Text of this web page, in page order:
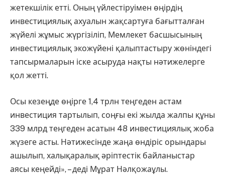
жетекшілік етті. Оның үйлестіруімен өңірдің
инвестициялық ахуалын жақсартуға бағытталған
жүйелі жұмыс жүргізіліп, Мемлекет басшысының
инвестициялық экожүйені қалыптастыру жөніндегі
тапсырмаларын іске асыруда нақты нәтижелерге
қол жетті.
Осы кезеңде өңірге 1,4 трлн теңгеден астам
инвестиция тартылып, соңғы екі жылда жалпы құны
339 млрд теңгеден асатын 48 инвестициялық жоба
жүзеге асты. Нәтижесінде жаңа өндіріс орындары
ашылып, халықаралық әріптестік байланыстар
аясы кеңейді», – деді Мұрат Нәлқожаұлы.